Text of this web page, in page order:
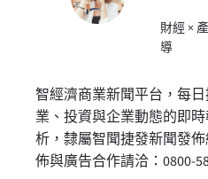
財經 ×
導
智經濟商業新聞平台，每
業、投資與企業動態的即
析，隸屬智聞捷發新聞發
佈與廣告合作請洽：0800-